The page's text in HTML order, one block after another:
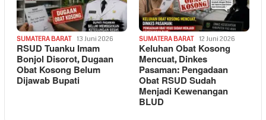
SUMATERA BARAT 13 Juni 2026
RSUD Tuanku Imam
Bonjol Disorot, Dugaan
Obat Kosong Belum
Dijawab Bupati
SUMATERA BARAT 12 Juni 2026
Keluhan Obat Kosong
Mencuat, Dinkes
Pasaman: Pengadaan
Obat RSUD Sudah
Menjadi Kewenangan
BLUD